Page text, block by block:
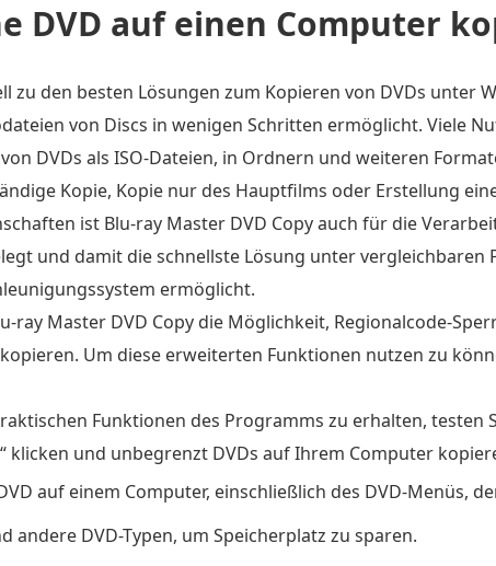
DVD auf einen Computer
zu den besten Lösungen zum Kopieren von DVDs unter
von Discs in wenigen Schritten ermöglicht. Viele
DVDs als ISO-Dateien, in Ordnern und weiteren
Kopie, Kopie nur des Hauptfilms oder Erstellung
ist Blu-ray Master DVD Copy auch für die
und damit die schnellste Lösung unter vergleichbaren
ermöglicht.
Master DVD Copy die Möglichkeit, Regionalcode-
Um diese erweiterten Funktionen nutzen zu
Funktionen des Programms zu erhalten, testen
klicken und unbegrenzt DVDs auf Ihrem Computer
auf einem Computer, einschließlich des DVD-Menüs,
andere DVD-Typen, um Speicherplatz zu sparen.